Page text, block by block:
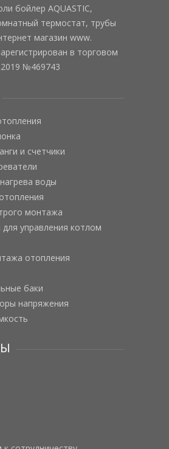
бойлер AQUASTIC,
термостат, трубы
магазин www.
в торговом
№469743
и счетчики
воды
монтажа
управления котлом
отопления
баки
напряжения